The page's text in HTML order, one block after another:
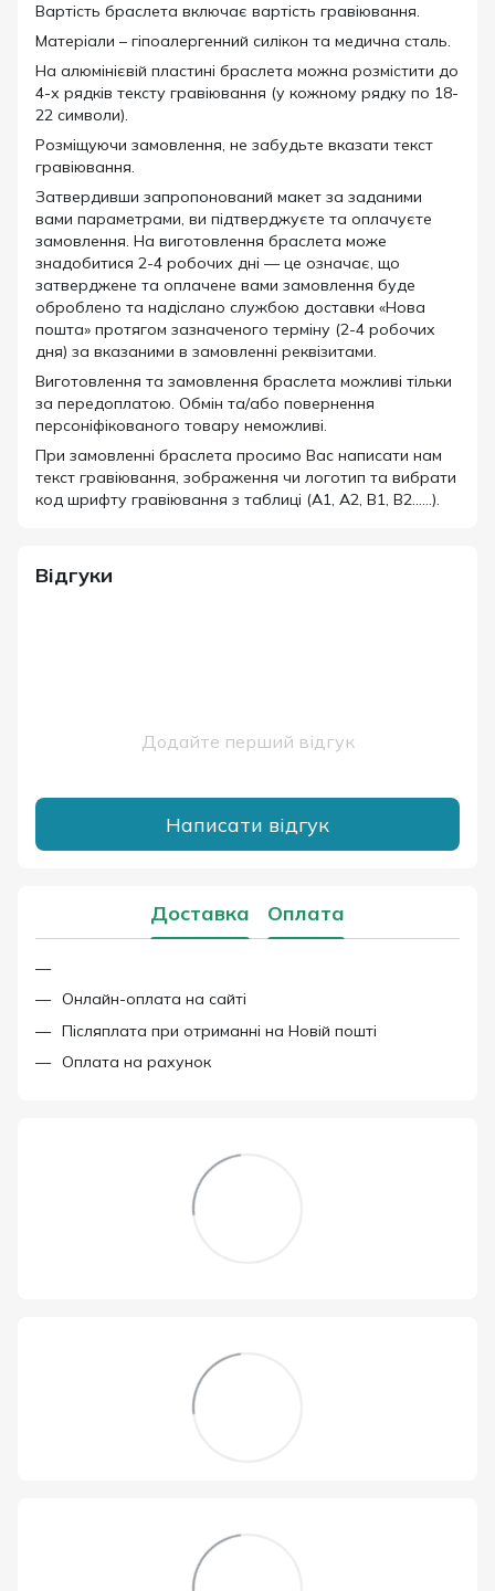
Вартість браслета включає вартість гравіювання.
Матеріали – гіпоалергенний силікон та медична сталь.
На алюмінієвій пластині браслета можна розмістити до
4-х рядків тексту гравіювання (у кожному рядку по 18-
22 символи).
Розміщуючи замовлення, не забудьте вказати текст
гравіювання.
Затвердивши запропонований макет за заданими
вами параметрами, ви підтверджуєте та оплачуєте
замовлення. На виготовлення браслета може
знадобитися 2-4 робочих дні — це означає, що
затверджене та оплачене вами замовлення буде
оброблено та надіслано службою доставки «Нова
пошта» протягом зазначеного терміну (2-4 робочих
дня) за вказаними в замовленні реквізитами.
Виготовлення та замовлення браслета можливі тільки
за передоплатою. Обмін та/або повернення
персоніфікованого товару неможливі.
При замовленні браслета просимо Вас написати нам
текст гравіювання, зображення чи логотип та вибрати
код шрифту гравіювання з таблиці (А1, А2, В1, В2……).
Відгуки
Додайте перший відгук
Написати відгук
Доставка Оплата
Онлайн-оплата на сайті
Післяплата при отриманні на Новій пошті
Оплата на рахунок